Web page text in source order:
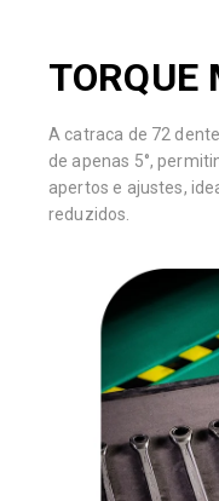
TORQUE
A catraca de 72
de apenas 5°,
apertos e ajustes,
reduzidos.